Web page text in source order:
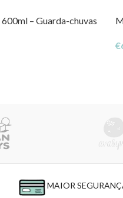
– Guarda-chuvas
€
MAIOR